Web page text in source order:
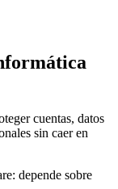
cuentas, datos
sin caer en
depende sobre